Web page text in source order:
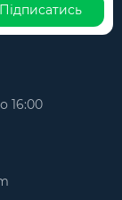
Підписатись
16:00